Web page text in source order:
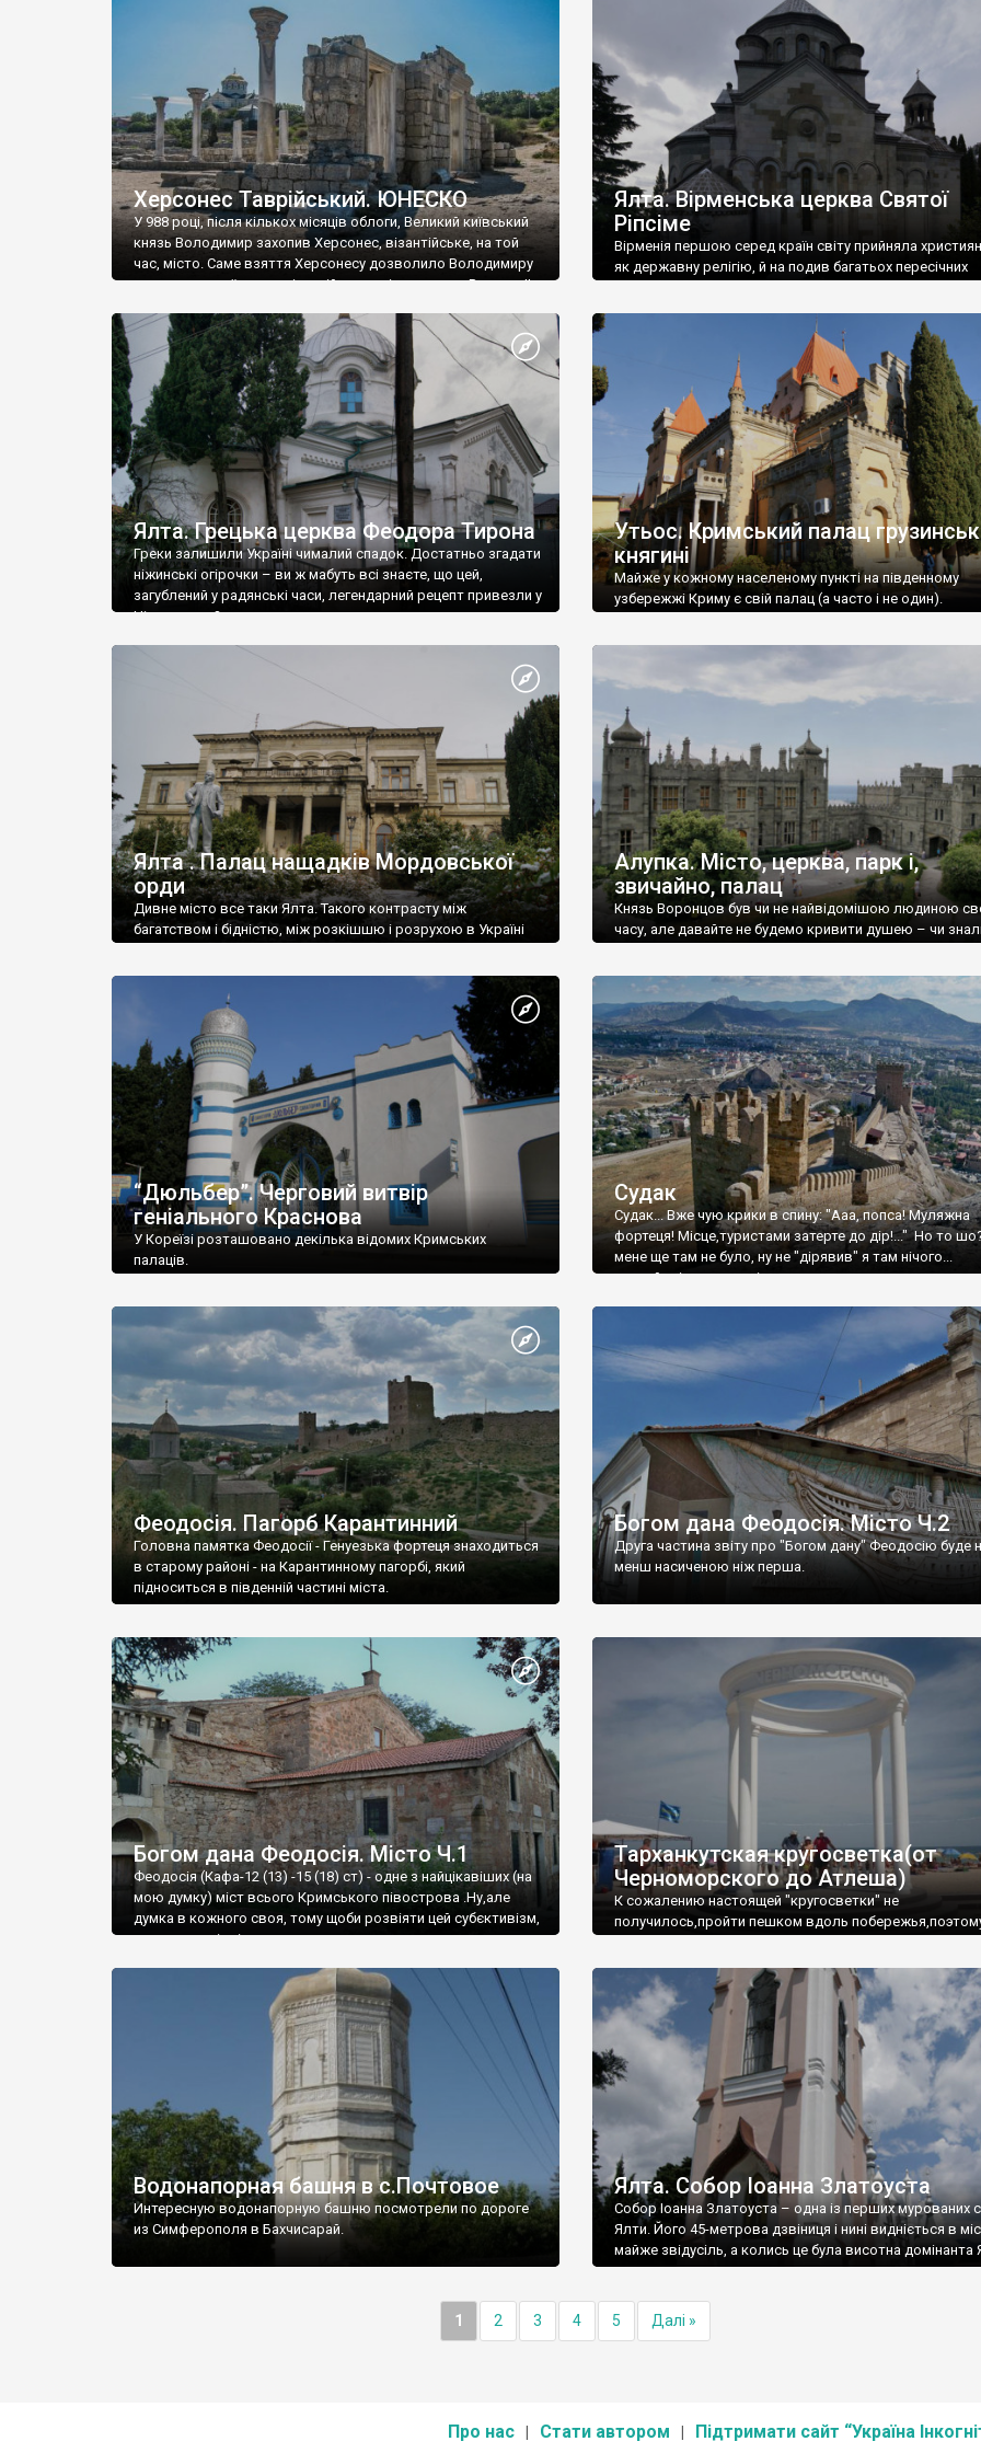
візантійської доби. Раритети викрадені з фондів об’єкту
культурної спадщини ЮНЕСКО «Херсонеса Таврійського».
Офіційно – на виставку «Золото Візантії», але експерти та
влада в Україні вважають це лише […]
називаються «повстяками» (postaki)…” “Вино. Крим
виробляє відмінне вино і його вдосталь: воно все
легке біле і дуже […]
Херсонес Таврійський. ЮНЕСКО
У 988 році, після кількох місяців облоги, Великий київський
князь Володимир захопив Херсонес, візантійське, на той
час, місто. Саме взяття Херсонесу дозволило Володимиру
диктувати свої умови візантійському імператору Василю ІІ,
Херсонесі Володимир-язичник, став Василем-
християнином. А потім було Хрещення Русі. На честь
Херсонесу Таврійського названо місто […]
Ялта. Вірменська церква Святої
Ріпсіме
Вірменія першою серед країн світу прийняла
як державну релігію, й на подив багатьох пересічних
Ялта. Грецька церква Феодора Тирона
Греки залишили Україні чималий спадок. Достатньо згадати
ніжинські огірочки – ви ж мабуть всі знаєте, що цей,
загублений у радянські часи, легендарний рецепт привезли у
Ніжин греки?
Утьос. Кримський палац
княгині
Майже у кожному населеному пункті на південному
узбережжі Криму є свій палац (а часто і не один).
Ялта . Палац нащадків Мордовської
орди
Дивне місто все таки Ялта. Такого контрасту між
багатством і бідністю, між розкішшю і розрухою в Україні
Алупка. Місто, церква, парк і,
звичайно, палац
Князь Воронцов був чи не найвідомішою людиною
часу, але давайте не будемо кривити душею – чи
“Дюльбер”. Черговий витвір
геніального Краснова
У Кореїзі розташовано декілька відомих Кримських
палаців.
Судак
Судак... Вже чую крики в спину: "Ааа, попса! Муляжна
фортеця! Місце,туристами затерте до дір!..." Но то
мене ще там не було, ну не "дірявив" я там нічого...
принаймні до цього літа.
Феодосія. Пагорб Карантинний
Головна памятка Феодосії - Генуезька фортеця знаходиться
в старому районі - на Карантинному пагорбі, який
підноситься в південній частині міста.
Богом дана Феодосія. Місто Ч.2
Друга частина звіту про "Богом дану" Феодосію буде
менш насиченою ніж перша.
Богом дана Феодосія. Місто Ч.1
Феодосія (Кафа-12 (13) -15 (18) ст) - одне з найцікавіших (на
мою думку) міст всього Кримського півострова .Ну,але
думка в кожного своя, тому щоби розвіяти цей субєктивізм,
запрошую відвідати це
Тарханкутская кругосветка(от
Черноморского до Атлеша)
К сожалению настоящей "кругосветки" не
получилось,пройти пешком вдоль
Водонапорная башня в с.Почтовое
Интересную водонапорную башню посмотрели по дороге
из Симферополя в Бахчисарай.
Ялта. Собор Іоанна Златоуста
Собор Іоанна Златоуста – одна із перших мурованих
Ялти. Його 45-метрова дзвіниця і нині видніється в
майже звідусіль, а колись це була висотна домінанта
1 2 3 4 5 Далі »
Про нас Стати автором Підтримати сайт “Україна